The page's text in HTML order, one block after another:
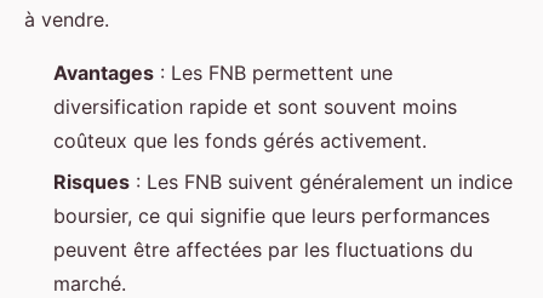
à vendre.
Avantages : Les FNB permettent une
diversification rapide et sont souvent moins
coûteux que les fonds gérés activement.
Risques : Les FNB suivent généralement un indice
boursier, ce qui signifie que leurs performances
peuvent être affectées par les fluctuations du
marché.